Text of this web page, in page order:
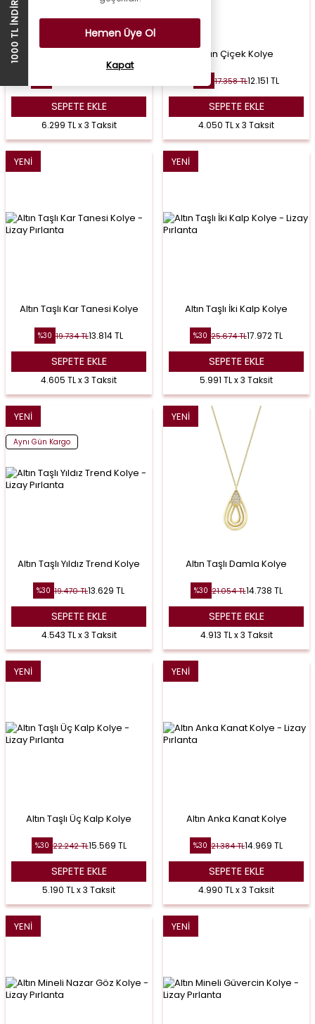
SEPETE EKLE
6.299 TL x 3 Taksit
Altın Çiçek Kolye
30 17.358TL12.151 TL
SEPETE EKLE
4.050 TL x 3 Taksit
YENI
Altın Taşlı Kar Tanesi Kolye
%30 19.734TL13.814TL
SEPETE EKLE
4.605 TL x 3 Taksit
YENI
Altın Taşlı İki Kalp Kolye
%30 25.674TL17.972TL
SEPETE EKLE
5.991 TL x 3 Taksit
YENI
Aynı Gün Kargo
Altın Taşlı Yıldız Trend Kolye
%30 19.470TL13.629 TL
SEPETE EKLE
4.543 TL x 3 Taksit
YENI
Altın Taşlı Damla Kolye
%30 21.054TL14.738 TL
SEPETE EKLE
4.913 TL x 3 Taksit
YENI
Altın Taşlı Üç Kalp Kolye
%30 22.242TL15.569 TL
SEPETE EKLE
5.190 TL x 3 Taksit
YENI
Altın Anka Kanat Kolye
%30 21.384TL14.969 TL
SEPETE EKLE
4.990 TL x 3 Taksit
YENI YENI
Hemen Üye Ol
Kapat